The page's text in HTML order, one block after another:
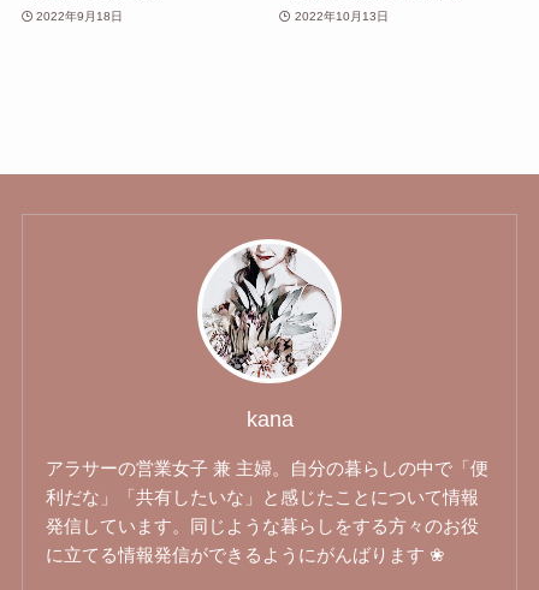
2022年9月18日 2022年10月13日
kana
アラサーの営業女子 兼 主婦。自分の暮らしの中で「便
利だな」「共有したいな」と感じたことについて情報
発信しています。同じような暮らしをする方々のお役
に立てる情報発信ができるようにがんばります ❀